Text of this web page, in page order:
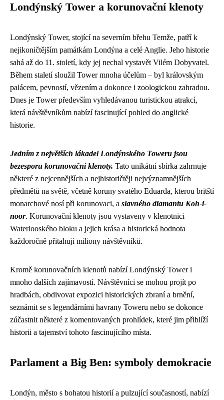
Londýnský Tower a korunovační klenoty
Londýnský Tower, stojící na severním břehu Temže, patří k
nejikoničtějším památkám Londýna a celé Anglie. Jeho historie
sahá až do 11. století, kdy jej nechal vystavět Vilém Dobyvatel.
Během staletí sloužil Tower mnoha účelům – byl královským
palácem, pevností, vězením a dokonce i zoologickou zahradou.
Dnes je Tower především vyhledávanou turistickou atrakcí,
která návštěvníkům nabízí fascinující pohled do anglické
historie.
Jedním z největších lákadel Londýnského Toweru jsou
bezesporu korunovační klenoty. Tato unikátní sbírka zahrnuje
některé z nejcennějších a nejhistoričtěji nejvýznamnějších
předmětů na světě, včetně koruny svatého Eduarda, kterou britští
monarchové nosí při korunovaci, a slavného diamantu Koh-i-
noor. Korunovační klenoty jsou vystaveny v klenotnici
Waterlooského bloku a jejich krása a historická hodnota
každoročně přitahují miliony návštěvníků.
Kromě korunovačních klenotů nabízí Londýnský Tower i
mnoho dalších zajímavostí. Návštěvníci se mohou projít po
hradbách, obdivovat expozici historických zbraní a brnění,
seznámit se s legendárními havrany Toweru nebo se dokonce
zúčastnit některé z komentovaných prohlídek, které jim přiblíží
historii a tajemství tohoto fascinujícího místa.
Parlament a Big Ben: symboly demokracie
Londýn, město s bohatou historií a pulzující současností, nabízí